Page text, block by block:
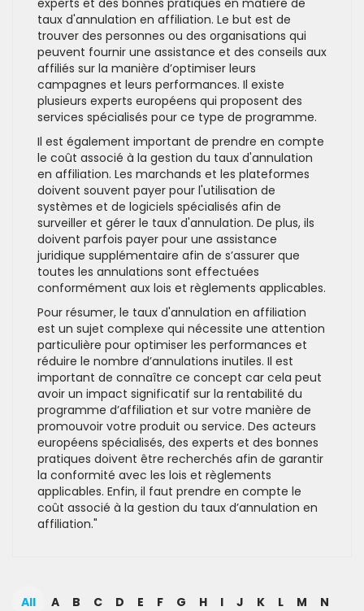
experts et des bonnes pratiques en matière de
taux d'annulation en affiliation. Le but est de
trouver des personnes ou des organisations qui
peuvent fournir une assistance et des conseils aux
affiliés sur la manière d’optimiser leurs
campagnes et leurs performances. Il existe
plusieurs experts européens qui proposent des
services spécialisés pour ce type de programme.
Il est également important de prendre en compte
le coût associé à la gestion du taux d'annulation
en affiliation. Les marchands et les plateformes
doivent souvent payer pour l'utilisation de
systèmes et de logiciels spécialisés afin de
surveiller et gérer le taux d'annulation. De plus, ils
doivent parfois payer pour une assistance
juridique supplémentaire afin de s’assurer que
toutes les annulations sont effectuées
conformément aux lois et règlements applicables.
Pour résumer, le taux d'annulation en affiliation
est un sujet complexe qui nécessite une attention
particulière pour optimiser les performances et
réduire le nombre d’annulations inutiles. Il est
important de connaître ce concept car cela peut
avoir un impact significatif sur la rentabilité du
programme d’affiliation et sur votre manière de
promouvoir votre produit ou service. Des acteurs
européens spécialisés, des experts et des bonnes
pratiques doivent être recherchés afin de garantir
la conformité avec les lois et règlements
applicables. Enfin, il faut prendre en compte le
coût associé à la gestion du taux d’annulation en
affiliation."
All A B C D E F G H I J K L M
N